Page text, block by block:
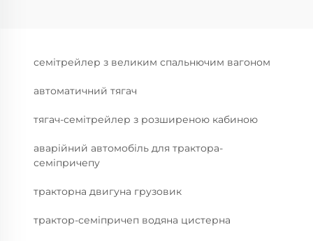
семітрейлер з великим спальнючим вагоном
автоматичний тягач
тягач-семітрейлер з розширеною кабиною
аварійний автомобіль для трактора-
семіпричепу
тракторна двигуна грузовик
трактор-семіпричеп водяна цистерна